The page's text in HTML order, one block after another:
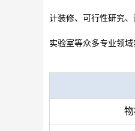
计装修、 可行性研究、
实验室等众多专业领域